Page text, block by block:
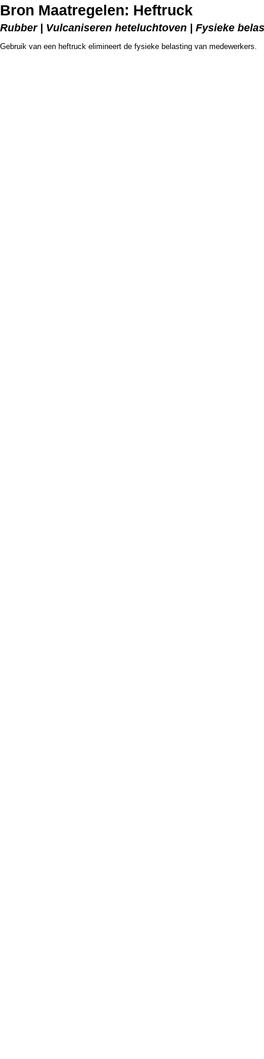
Bron Maatregelen: Heftruck
Rubber | Vulcaniseren heteluchtoven | Fysieke
Gebruik van een heftruck elimineert de fysieke belasting van medewerkers.